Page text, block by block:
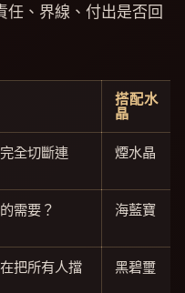
任、界線、付出是否回
搭配水
晶
全切斷連
煙水晶
需要？ 海藍寶
把所有人擋
黑碧璽